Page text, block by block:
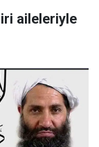
aileleriyle